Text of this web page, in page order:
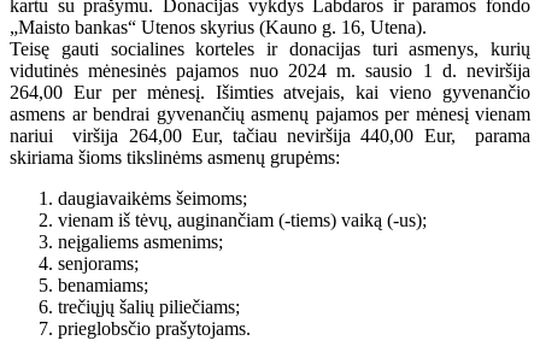
kartu su prašymu. Donacijas vykdys Labdaros ir paramos fondo
„Maisto bankas“ Utenos skyrius (Kauno g. 16, Utena).
Teisę gauti socialines korteles ir donacijas turi asmenys, kurių
vidutinės mėnesinės pajamos nuo 2024 m. sausio 1 d. neviršija
264,00 Eur per mėnesį. Išimties atvejais, kai vieno gyvenančio
asmens ar bendrai gyvenančių asmenų pajamos per mėnesį vienam
nariui viršija 264,00 Eur, tačiau neviršija 440,00 Eur, parama
skiriama šioms tikslinėms asmenų grupėms:
daugiavaikėms šeimoms;
vienam iš tėvų, auginančiam (-tiems) vaiką (-us);
neįgaliems asmenims;
senjorams;
benamiams;
trečiųjų šalių piliečiams;
prieglobsčio prašytojams.